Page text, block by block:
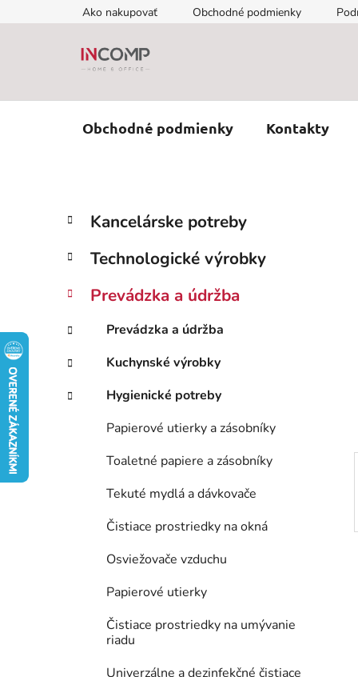
na
Ako nakupovať Obchodné podmienky
Obchodné podmienky Kontakty
B
č
ý
a
n
l
Preskočiť
kategórie
K
a
e
ó
i
Kancelárske potreby
Technologické výrobky
Prevádzka a údržba
Prevádzka a údržba
Kuchynské výrobky
Hygienické potreby
Papierové utierky a zásobníky
Toaletné papiere a zásobníky
Tekuté mydlá a dávkovače
Čistiace prostriedky na okná
Osviežovače vzduchu
Papierové utierky
Čistiace prostriedky na umývanie
riadu
Univerzálne a dezinfekčné čistiace